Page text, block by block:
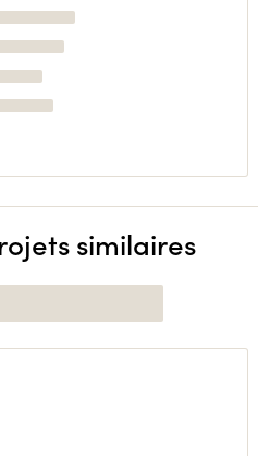
similaires